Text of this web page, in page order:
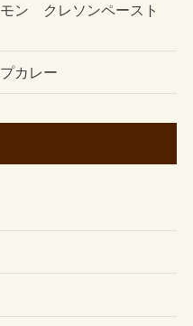
ン クレソンペースト
カレー